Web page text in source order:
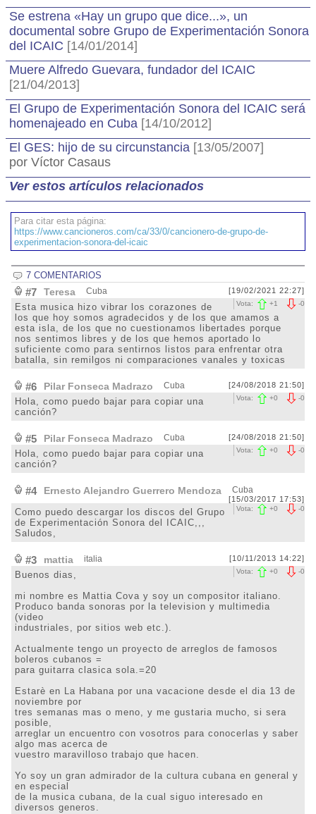
Se estrena «Hay un grupo que dice...», un
documental sobre Grupo de Experimentación Sonora
del ICAIC [14/01/2014]
Muere Alfredo Guevara, fundador del ICAIC
[21/04/2013]
El Grupo de Experimentación Sonora del ICAIC será
homenajeado en Cuba [14/10/2012]
El GES: hijo de su circunstancia [13/05/2007]
por Víctor Casaus
Ver estos artículos relacionados
Para citar esta página:
https://www.cancioneros.com/ca/33/0/cancionero-de-grupo-de-
experimentacion-sonora-del-icaic
7 COMENTARIOS
#7 Teresa Cuba [19/02/2021 22:27]
-0
Vota: +1
Esta musica hizo vibrar los corazones de
los que hoy somos agradecidos y de los que amamos a
esta isla, de los que no cuestionamos libertades porque
nos sentimos libres y de los que hemos aportado lo
suficiente como para sentirnos listos para enfrentar otra
batalla, sin remilgos ni comparaciones vanales y toxicas
#6 Pilar Fonseca Madrazo Cuba [24/08/2018 21:50]
-0
Vota: +0
Hola, como puedo bajar para copiar una
canción?
#5 Pilar Fonseca Madrazo Cuba [24/08/2018 21:50]
-0
Vota: +0
Hola, como puedo bajar para copiar una
canción?
#4 Ernesto Alejandro Guerrero Mendoza Cuba
[15/03/2017 17:53]
-0
Vota: +0
Como puedo descargar los discos del Grupo
de Experimentación Sonora del ICAIC,,,
Saludos,
#3 mattia italia [10/11/2013 14:22]
-0
Vota: +0
Buenos dias,
mi nombre es Mattia Cova y soy un compositor italiano.
Produco banda sonoras por la television y multimedia
(video
industriales, por sitios web etc.).
Actualmente tengo un proyecto de arreglos de famosos
boleros cubanos =
para guitarra clasica sola.=20
Estarè en La Habana por una vacacione desde el dia 13 de
noviembre por
tres semanas mas o meno, y me gustaria mucho, si sera
posible,
arreglar un encuentro con vosotros para conocerlas y saber
algo mas acerca de
vuestro maravilloso trabajo que hacen.
Yo soy un gran admirador de la cultura cubana en general y
en especial
de la musica cubana, de la cual siguo interesado en
diversos generos.